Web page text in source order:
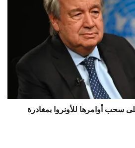
أوامرها للأونروا بمغادرة